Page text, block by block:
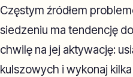
Częstym źródłem
siedzeniu ma tendencję
chwilę na jej aktywację:
kulszowych i wykonaj